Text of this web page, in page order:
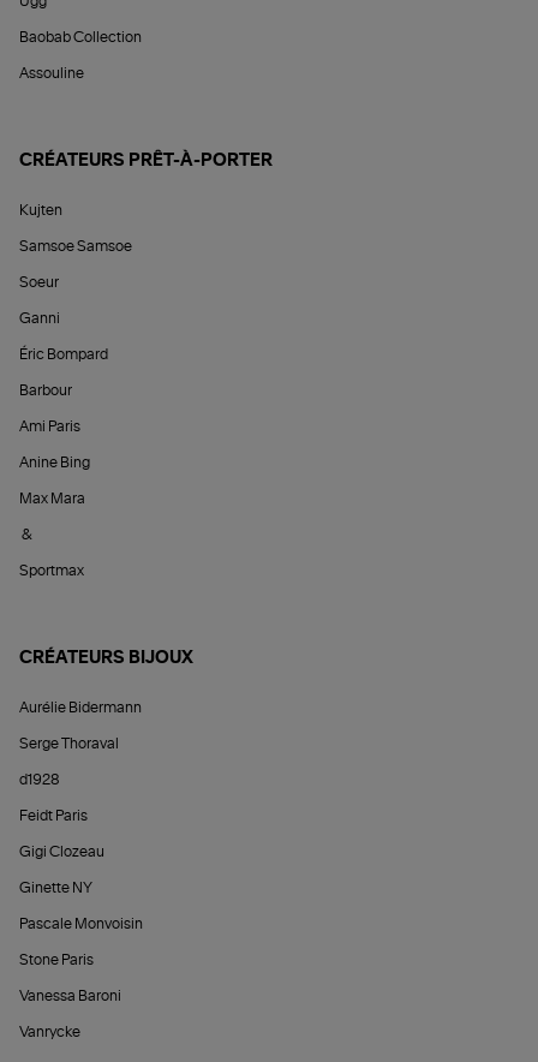
Baobab Collection
Assouline
CRÉATEURS PRÊT-À-PORTER
Kujten
Samsoe Samsoe
Soeur
Ganni
Éric Bompard
Barbour
Ami Paris
Anine Bing
Max Mara
&
Sportmax
CRÉATEURS BIJOUX
Aurélie Bidermann
Serge Thoraval
d1928
Feidt Paris
Gigi Clozeau
Ginette NY
Pascale Monvoisin
Stone Paris
Vanessa Baroni
Vanrycke